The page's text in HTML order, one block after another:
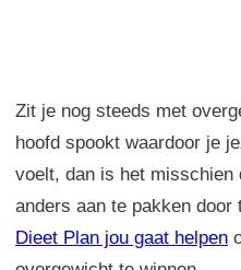
Zit je nog steeds met
hoofd spookt waardoor je
voelt, dan is het misschien
anders aan te pakken door
Dieet Plan jou gaat helpen